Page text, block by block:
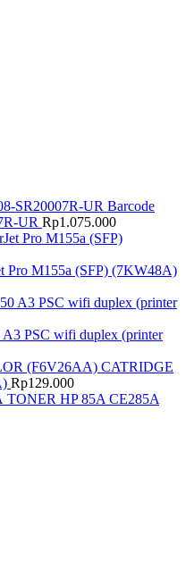
Barcode
UR Rp1.075.000
Pro M155a (SFP) (7KW48A)
PSC wifi duplex (printer
CATRIDGE
Rp129.000
TONER HP 85A CE285A